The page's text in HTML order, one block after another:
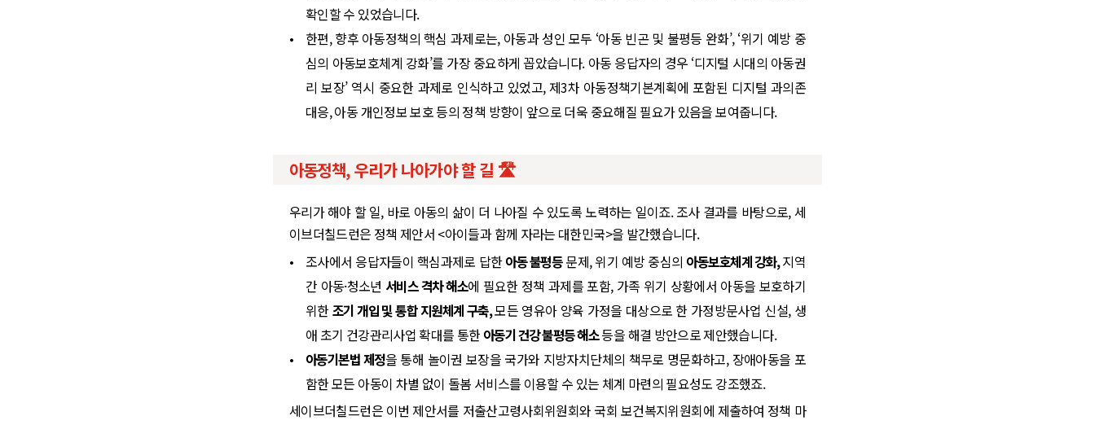
확인할 수 있었습니다.
•
한편, 향후 아동정책의 핵심 과제로는, 아동과 성인 모두 ‘아동 빈곤 및 불평등 완화’, ‘위기 예방 중
심의 아동보호체계 강화’를 가장 중요하게 꼽았습니다. 아동 응답자의 경우 ‘디지털 시대의 아동권
리 보장’ 역시 중요한 과제로 인식하고 있었고, 제3차 아동정책기본계획에 포함된 디지털 과의존
대응, 아동 개인정보 보호 등의 정책 방향이 앞으로 더욱 중요해질 필요가 있음을 보여줍니다.
아동정책, 우리가 나아가야 할 길 🛣️
우리가 해야 할 일, 바로 아동의 삶이 더 나아질 수 있도록 노력하는 일이죠. 조사 결과를 바탕으로, 세
이브더칠드런은 정책 제안서 <아이들과 함께 자라는 대한민국>을 발간했습니다.
•
조사에서 응답자들이 핵심과제로 답한아동 불평등문제, 위기 예방 중심의 아동보호체계 강화,지역
간 아동·청소년 서비스 격차 해소에 필요한 정책 과제를 포함, 가족 위기 상황에서 아동을 보호하기
위한조기 개입 및 통합 지원체계 구축,모든 영유아 양육 가정을 대상으로 한 가정방문사업 신설, 생
애 초기 건강관리사업 확대를 통한아동기 건강 불평등 해소등을 해결 방안으로 제안했습니다.
•
아동기본법 제정을 통해 놀이권 보장을 국가와 지방자치단체의 책무로 명문화하고, 장애아동을 포
함한 모든 아동이 차별 없이 돌봄 서비스를 이용할 수 있는 체계 마련의 필요성도 강조했죠.
세이브더칠드런은 이번 제안서를 저출산고령사회위원회와 국회 보건복지위원회에 제출하여 정책 마